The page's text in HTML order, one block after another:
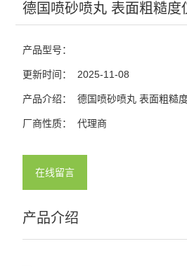
德国喷砂喷丸 表面粗糙度
产品型号：
更新时间： 2025-11-08
产品介绍： 德国喷砂喷丸 表面粗糙
厂商性质： 代理商
在线留言
产品介绍